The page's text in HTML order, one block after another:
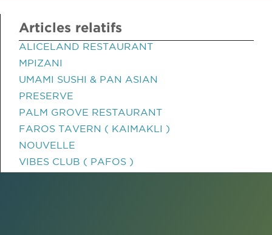
Articles relatifs
ALICELAND RESTAURANT
MPIZANI
UMAMI SUSHI & PAN ASIAN
PRESERVE
PALM GROVE RESTAURANT
FAROS TAVERN ( KAIMAKLI )
NOUVELLE
VIBES CLUB ( PAFOS )